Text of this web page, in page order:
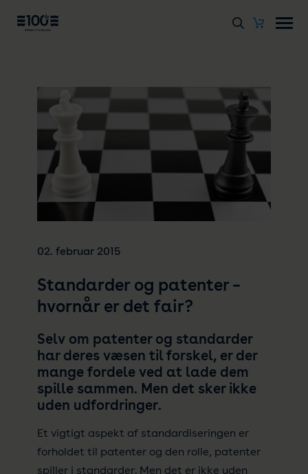
02. februar 2015
Standarder og patenter –
hvornår er det fair?
Selv om patenter og standarder
har deres væsen til forskel, er der
mange fordele ved at lade dem
spille sammen. Men det sker ikke
uden udfordringer.
Et vigtigt aspekt af standardiseringen er
forholdet til patenter og den rolle, patenter
spiller i standarder. Men det er ikke uden